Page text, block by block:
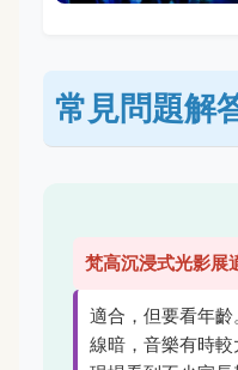
常見問題解
梵高沉浸式光影展
適合，但要看年
線暗，音樂有時